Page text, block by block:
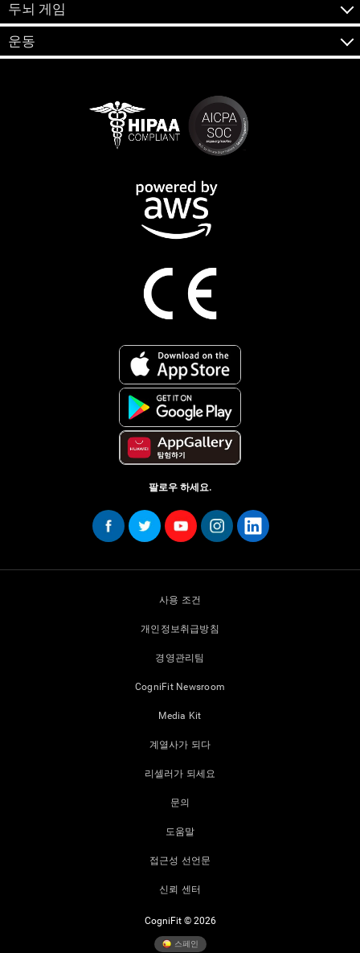
두뇌 게임
운동
팔로우 하세요.
사용 조건
개인정보취급방침
경영관리팀
CogniFit Newsroom
Media Kit
계열사가 되다
리셀러가 되세요
문의
도움말
접근성 선언문
신뢰 센터
CogniFit © 2026
스페인